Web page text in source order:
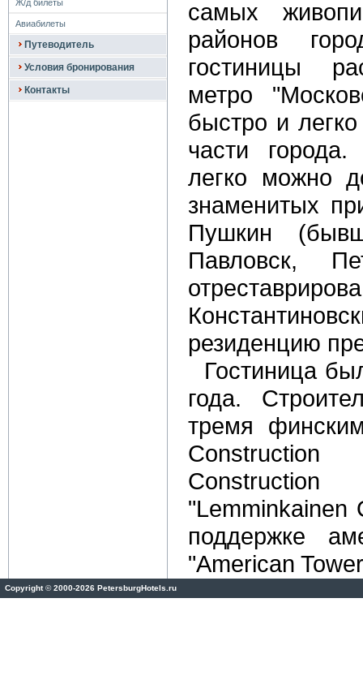
Ж/д билеты
Авиабилеты
Путеводитель
Условия бронирования
Контакты
самых
районов
гостиницы
метро
быстро и
части
легко можно
знаменитых
Пушкин
Павловск,
резиденцию
Гостиница
года.
тремя
"Lemminkainen
поддержке
"American
Copyright©2000-2026 PetersburgHotels.ru